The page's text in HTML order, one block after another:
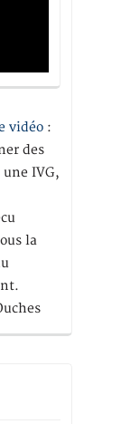
vidéo :
des
IVG,
la